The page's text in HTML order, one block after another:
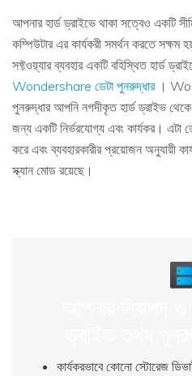
আপনার হার্ড ড্রাইভে থাকা সত্বেও একটি
কম্পিউটার এর কার্যকরী সমর্থন করতে
সফ্টওয়্যার ব্যবহার একটি বহিস্থিত হার্ড
Wondershare ডেটা পুনরুদ্ধার।
পুনরুদ্ধার আপনি নগদীকৃত হার্ড ড্রাইভ
জন্য একটি নির্ভরযোগ্য এবং কার্যকর। এটা
করে এবং ব্যবহারকারীর প্রয়োজন অনুযায়ী
স্ক্যান মোড রয়েছে।
কার্যকরভাবে কোনো স্টোরেজ